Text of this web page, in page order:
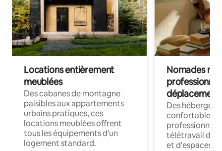
Locations entièrement
meublées
Des cabanes de montagne
paisibles aux appartements
urbains pratiques, ces
locations meublées offrent
tous les équipements d'un
logement standard.
Nomades
déplacement
Des
confortables
professionnels
télétravail
et d'espaces